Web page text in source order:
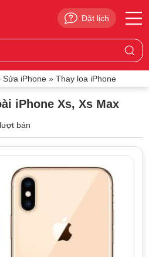
Đặt lịch
Sửa iPhone» Thay loa iPhone
iPhone Xs, Xs Max
bán